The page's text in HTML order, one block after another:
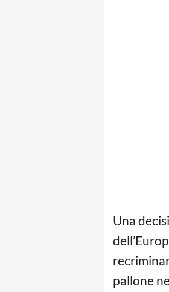
Una
pallone